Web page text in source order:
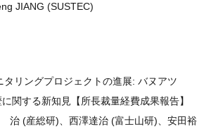
JIANG (SUSTEC)
リングプロジェクトの進展: バヌアツ
関する新知見【所長裁量経費成果報告】
(産総研)、西澤達治 (富士山研)、安田裕